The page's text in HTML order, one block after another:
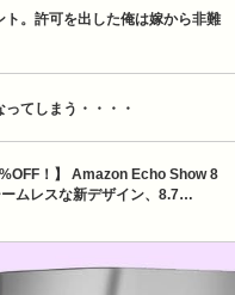
。許可を出した俺は嫁から非難
てしまう・・・・
！】 Amazon Echo Show 8
ムレスな新デザイン、8.7…